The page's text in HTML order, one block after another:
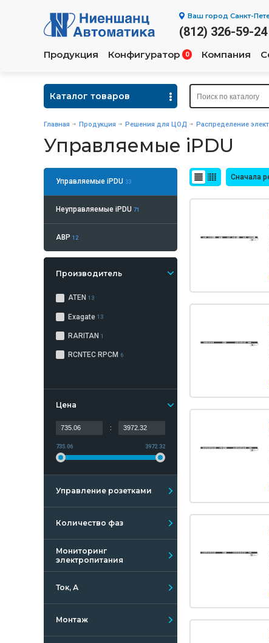
Ваш город Санкт-
(812) 326-59-24
Продукция Конфигуратор 0 Компания
Каталог товаров
Главная Продукция Решения для ЦОД Распределение
Управляемые iPDU
Управляемые iPDU 33
Неуправляемые iPDU 71
АВР 12
Производитель
ATEN 13
Exagate 13
RARITAN 1
RCNTEC RPCM 6
Цена
:
735.06 3972.32
Управление розетками
Количество фаз
Мониторинг
электропитания
Ток, А
Монтаж
Сначала